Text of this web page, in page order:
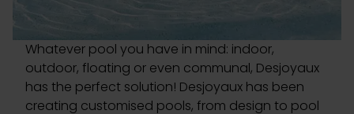
Whatever pool you have in mind: indoor,
outdoor, floating or even communal, Desjoyaux
has the perfect solution! Desjoyaux has been
creating customised pools, from design to pool